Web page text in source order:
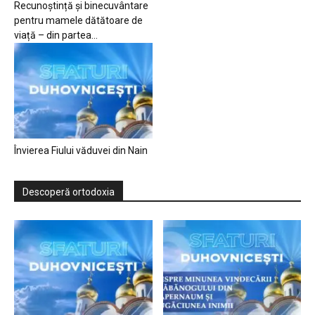
Recunoștință și binecuvântare
pentru mamele dătătoare de
viață – din partea...
Învierea Fiului văduvei din Nain
Descoperă ortodoxia